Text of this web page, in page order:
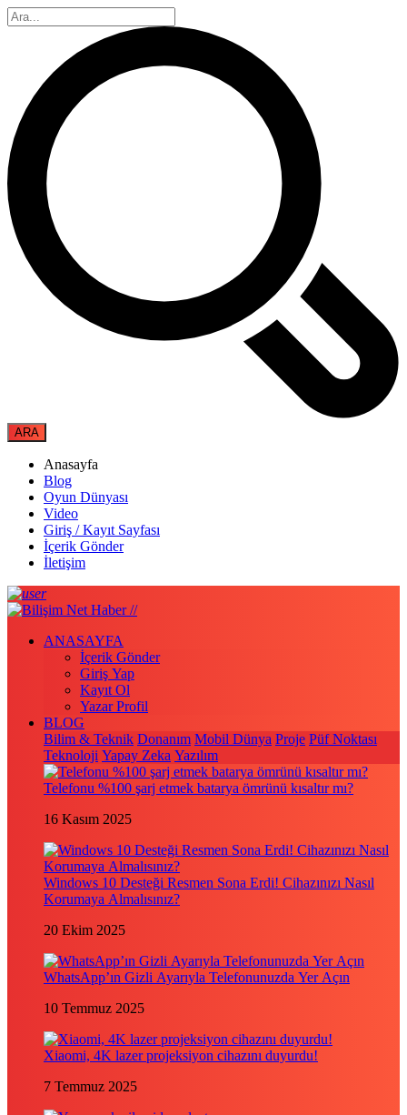
Anasayfa
Blog
Oyun Dünyası
Video
Giriş / Kayıt Sayfası
İçerik Gönder
İletişim
ANASAYFA
İçerik Gönder
Giriş Yap
Kayıt Ol
Yazar Profil
BLOG
Bilim & Teknik Donanım Mobil Dünya Proje Püf Noktası
Teknoloji Yapay Zeka Yazılım
Telefonu %100 şarj etmek batarya ömrünü kısaltır mı?
16 Kasım 2025
Windows 10 Desteği Resmen Sona Erdi! Cihazınızı Nasıl
Korumaya Almalısınız?
20 Ekim 2025
WhatsApp’ın Gizli Ayarıyla Telefonunuzda Yer Açın
10 Temmuz 2025
Xiaomi, 4K lazer projeksiyon cihazını duyurdu!
7 Temmuz 2025